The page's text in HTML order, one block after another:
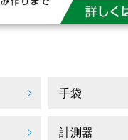
手袋
計測器